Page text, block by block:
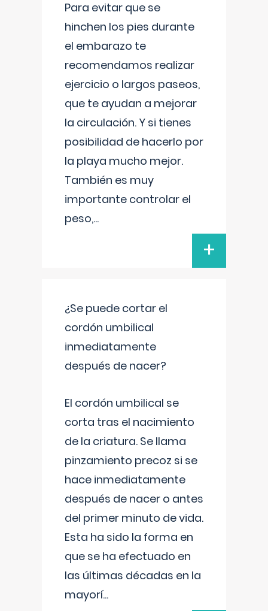
Para evitar que se
hinchen los pies durante
el embarazo te
recomendamos realizar
ejercicio o largos paseos,
que te ayudan a mejorar
la circulación. Y si tienes
posibilidad de hacerlo por
la playa mucho mejor.
También es muy
importante controlar el
peso,...
+
¿Se puede cortar el
cordón umbilical
inmediatamente
después de nacer?
El cordón umbilical se
corta tras el nacimiento
de la criatura. Se llama
pinzamiento precoz si se
hace inmediatamente
después de nacer o antes
del primer minuto de vida.
Esta ha sido la forma en
que se ha efectuado en
las últimas décadas en la
mayorí...